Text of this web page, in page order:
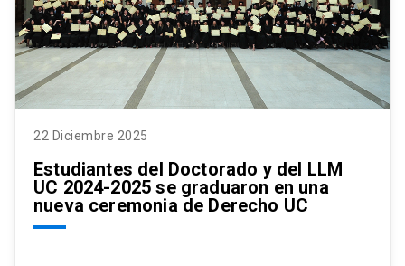
22 Diciembre 2025
Estudiantes del Doctorado y del LLM
UC 2024-2025 se graduaron en una
nueva ceremonia de Derecho UC